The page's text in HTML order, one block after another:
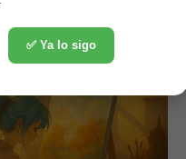
✅ Ya lo sigo